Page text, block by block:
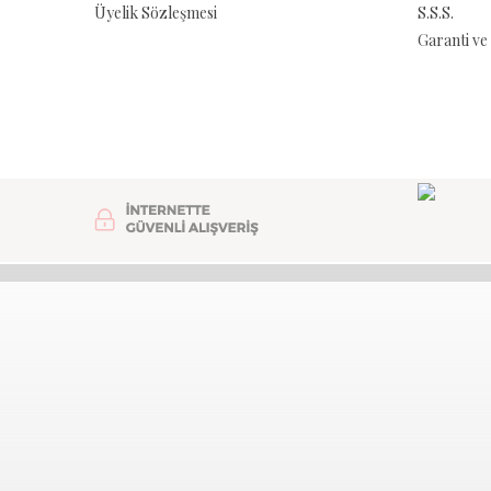
Üyelik Sözleşmesi
S.S.S.
Garanti ve